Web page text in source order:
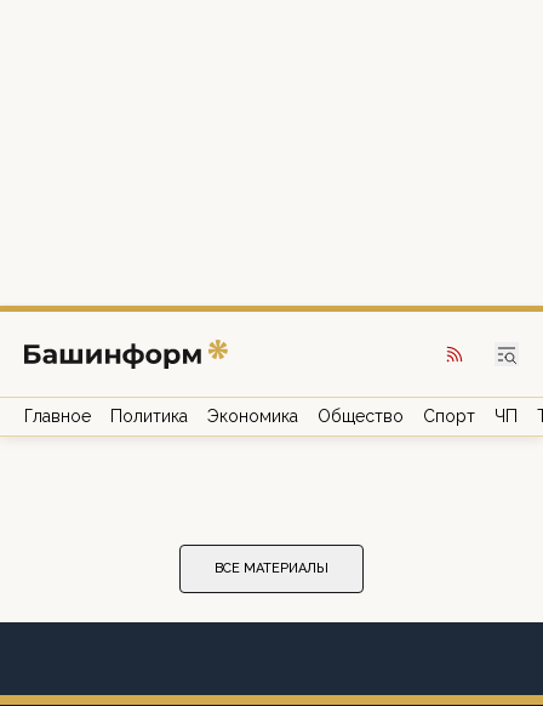
Главное Политика Экономика Общество Спорт ЧП
ВСЕ МАТЕРИАЛЫ